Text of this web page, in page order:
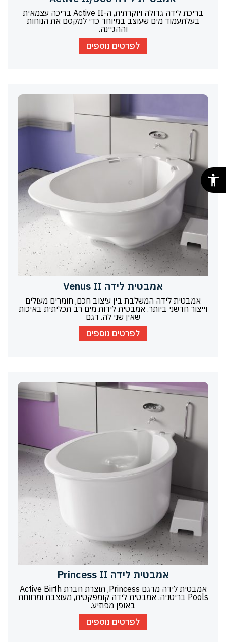
בריכת לידה גדולה ויוקרתית, ה-Active II בריכה עצמאית
בעלתעמוד מים שעוצב במיוחד כדי למקסם את הנוחות
וההגיינה.
לפרטים נוספים
אמבטית לידה Venus II
אמבטית לידה המשלבת בין עיצוב חכם, חומרים מעולים
וייצור חדשני ביותר. אמבטית לידות מים רב תכליתית באיכות
שאין שני לה. דגם
לפרטים נוספים
אמבטית לידה Princess II
אמבטית לידה מדגם Princess, תוצרת חברת Active Birth
Pools בריטניה. אמבטית לידה קומפקטית, מעוצבת ומרווחת
באופן מפתיע.
לפרטים נוספים